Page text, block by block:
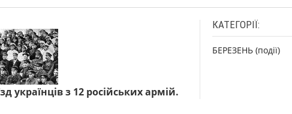
українців з 12 російських армій.
КАТЕГОРІЇ:
БЕРЕЗЕНЬ (події)